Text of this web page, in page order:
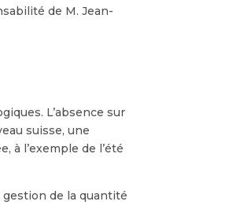
de M. Jean-
L’absence sur
suisse, une
l’exemple de l’été
de la quantité